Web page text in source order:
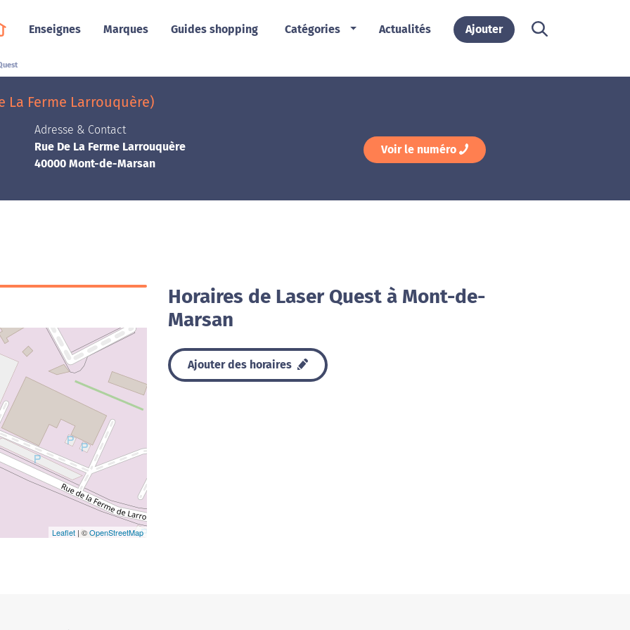
Enseignes Marques Guides shopping Catégories Actualités Ajouter
La Ferme Larrouquère)
Adresse & Contact
Rue De La Ferme Larrouquère
40000 Mont-de-Marsan
Voir le numéro
Leaflet | ©OpenStreetMap
Horaires de Laser Quest à Mont-de-
Marsan
Ajouter des horaires